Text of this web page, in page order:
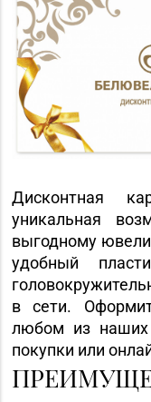
Дисконтная
уникальная
выгодному
удобный
в сети.
любом из наших
покупки или